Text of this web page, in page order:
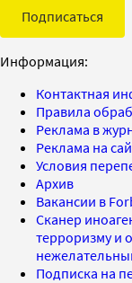
Подписаться
Информация:
Контактная
Правила
Реклама в
Реклама на
Условия
Архив
Вакансии в
Сканер
терроризму и
Подписка на